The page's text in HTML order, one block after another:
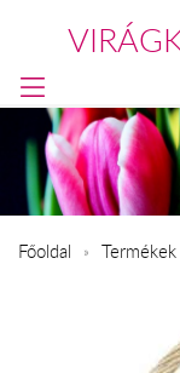
Főoldal Termékek